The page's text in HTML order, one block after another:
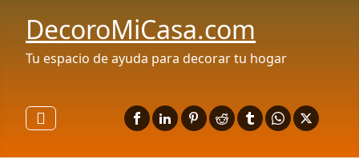
DecoroMiCasa.com
Tu espacio de ayuda para decorar tu hogar